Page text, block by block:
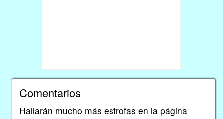
Comentarios
Hallarán mucho más estrofas en la página